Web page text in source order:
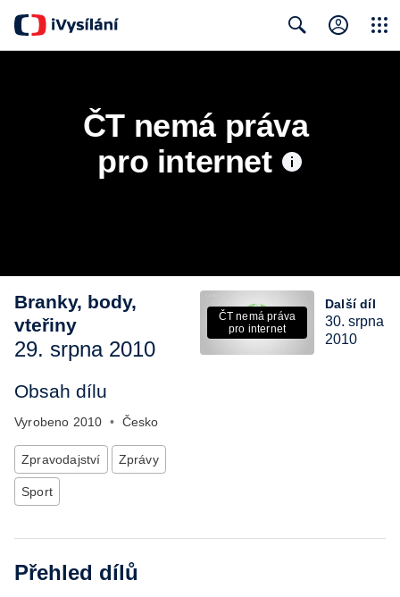
ČT nemá práva
pro internet
Branky, body,
vteřiny
29. srpna 2010
Obsah dílu
Vyrobeno 2010 • Česko
Zpravodajství Zprávy
Sport
ČT nemá práva
pro internet
Další díl
30. srpna
2010
Přehled dílů